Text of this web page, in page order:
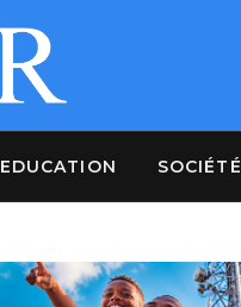
EDUCATION SOCIÉTÉ